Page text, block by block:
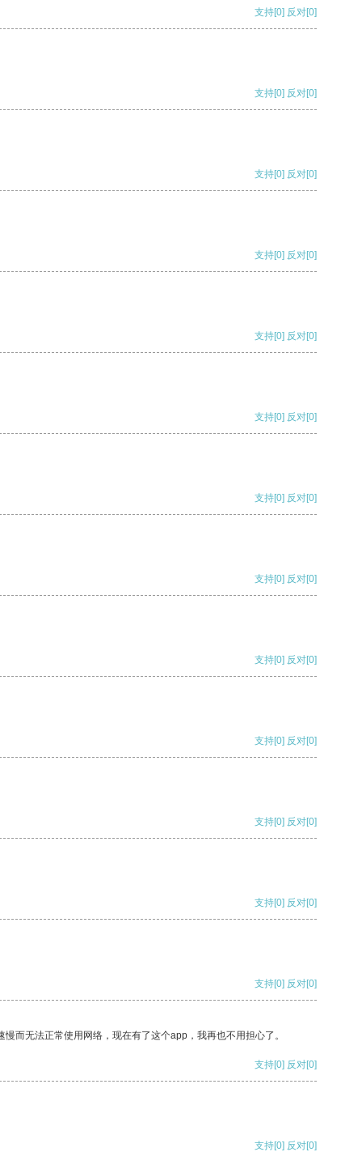
支持[0] 反对[0]
支持[0] 反对[0]
支持[0] 反对[0]
支持[0] 反对[0]
支持[0] 反对[0]
支持[0] 反对[0]
支持[0] 反对[0]
支持[0] 反对[0]
支持[0] 反对[0]
支持[0] 反对[0]
支持[0] 反对[0]
支持[0] 反对[0]
支持[0] 反对[0]
而无法正常使用网络，现在有了这个app，我再也不用担心了。
支持[0] 反对[0]
支持[0] 反对[0]